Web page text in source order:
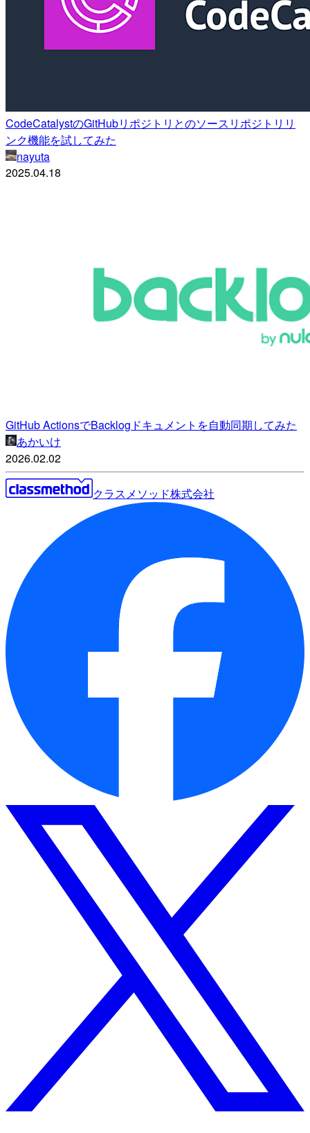
CodeCatalystのGitHubリポジトリとのソースリポジトリリ
ンク機能を試してみた
nayuta
2025.04.18
GitHub ActionsでBacklogドキュメントを自動同期してみた
あかいけ
2026.02.02
クラスメソッド株式会社